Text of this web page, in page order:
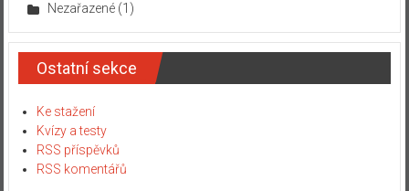
Nezařazené(1)
Ostatní sekce
Ke stažení
Kvízy a testy
RSS příspěvků
RSS komentářů